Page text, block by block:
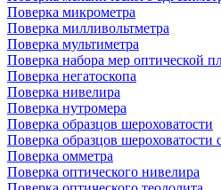
Поверка микрометра
Поверка милливольтметра
Поверка мультиметра
Поверка набора мер оптической
Поверка негатоскопа
Поверка нивелира
Поверка нутромера
Поверка образцов шероховатости
Поверка образцов шероховатости
Поверка омметра
Поверка оптического нивелира